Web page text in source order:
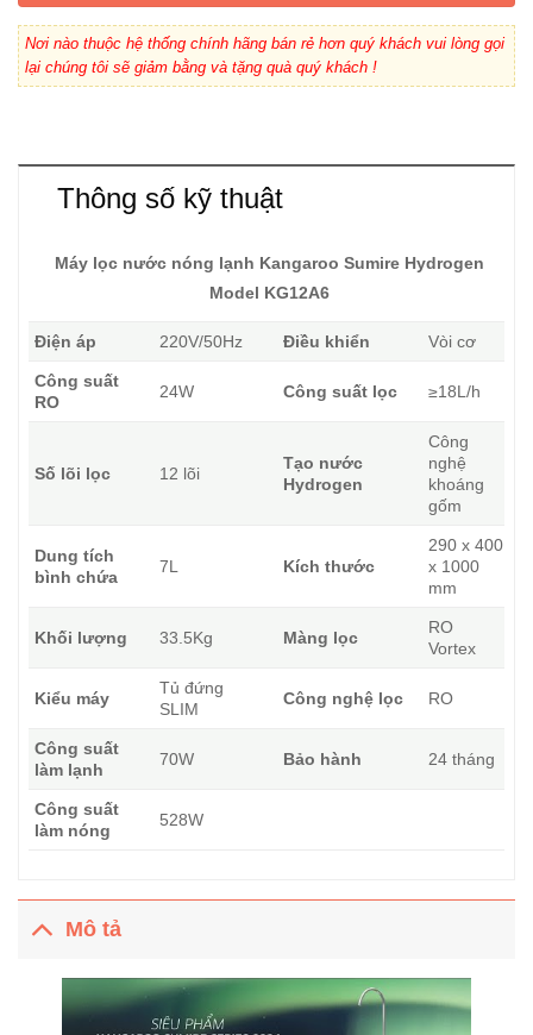
Nơi nào thuộc hệ thống chính hãng bán rẻ hơn quý khách vui lòng gọi
lại chúng tôi sẽ giảm bằng và tặng quà quý khách !
Thông số kỹ thuật
Máy lọc nước nóng lạnh Kangaroo Sumire Hydrogen
Model KG12A6
Điện áp 220V/50Hz Điều khiển Vòi cơ
Công suất
RO
24W Công suất lọc ≥18L/h
Số lõi lọc 12 lõi
Tạo nước
Hydrogen
Công
nghệ
khoáng
gốm
Dung tích
bình chứa
7L Kích thước
290 x 400
x 1000
mm
Khối lượng 33.5Kg Màng lọc
RO
Vortex
Kiểu máy
Tủ đứng
SLIM
Công nghệ lọc RO
Công suất
làm lạnh
70W Bảo hành 24 tháng
Công suất
làm nóng
528W
Mô tả